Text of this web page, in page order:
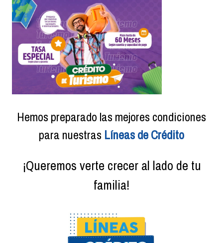
Hemos preparado las mejores condiciones
para nuestras Líneas de Crédito
¡Queremos verte crecer al lado de tu
familia!